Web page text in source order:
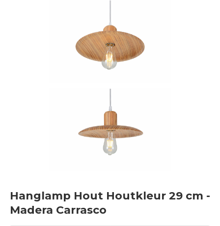
Hanglamp Hout Houtkleur 29 cm -
Madera Carrasco